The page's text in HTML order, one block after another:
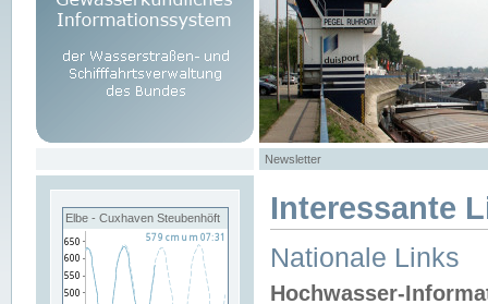
Newsletter
Elbe - Cuxhaven Steubenhöft Interessante
Nationale Links
Hochwasser-